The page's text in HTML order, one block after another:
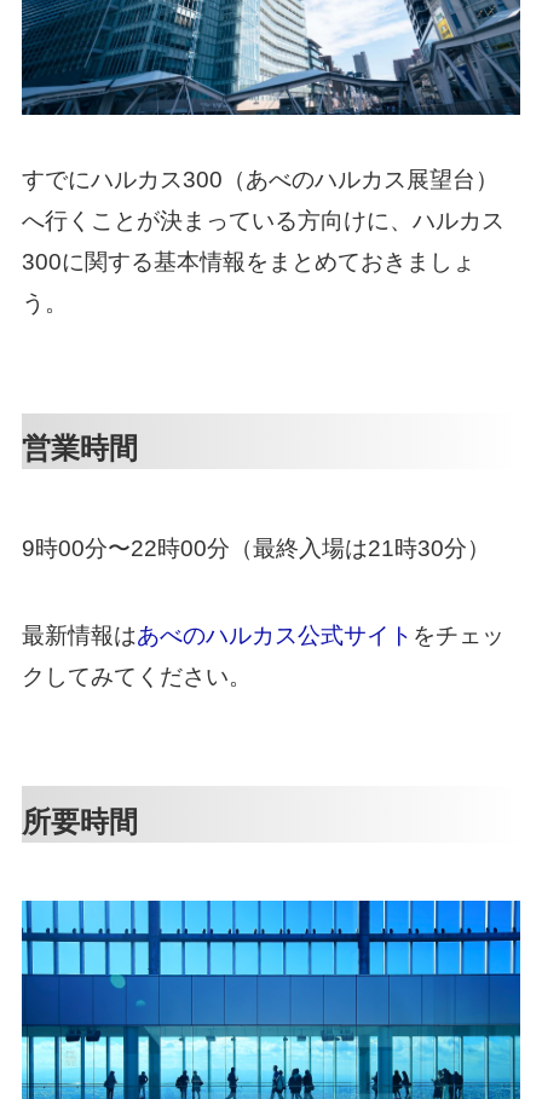
すでにハルカス300（あべのハルカス展望台）
へ行くことが決まっている方向けに、ハルカス
300に関する基本情報をまとめておきましょ
う。
営業時間
9時00分〜22時00分（最終入場は21時30分）
最新情報はあべのハルカス公式サイト をチェッ
クしてみてください。
所要時間